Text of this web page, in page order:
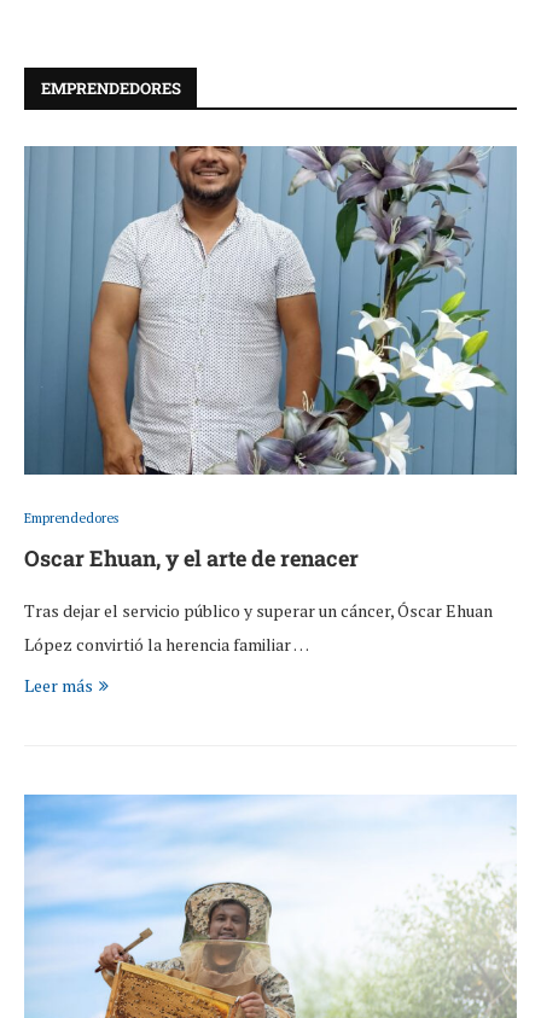
EMPRENDEDORES
Emprendedores
Oscar Ehuan, y el arte de renacer
Tras dejar el servicio público y superar un cáncer, Óscar Ehuan
López convirtió la herencia familiar …
Leer más